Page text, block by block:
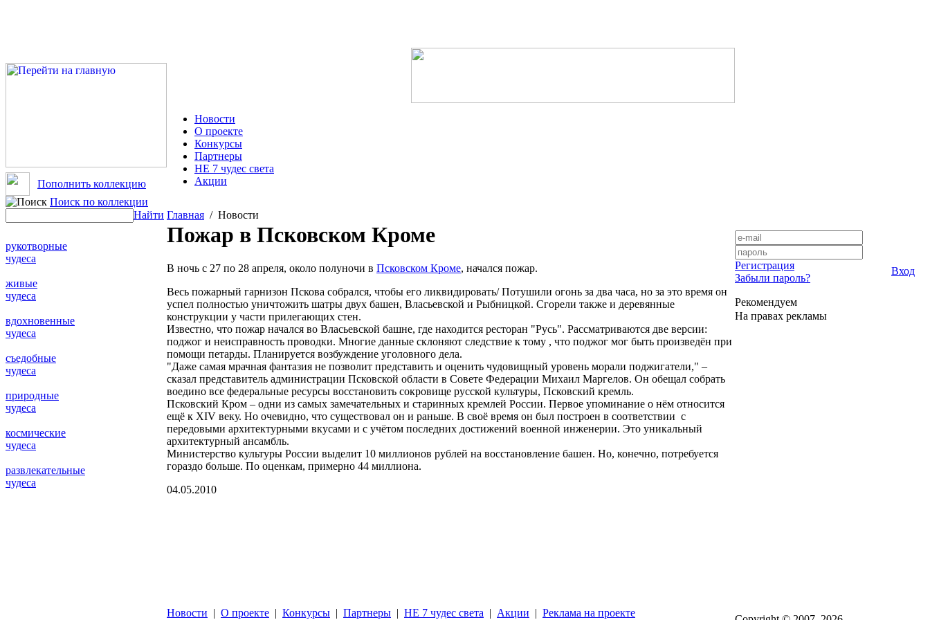
Пополнить коллекцию
Поиск по коллекции
Найти
рукотворные
чудеса
живые
чудеса
вдохновенные
чудеса
съедобные
чудеса
природные
чудеса
космические
чудеса
развлекательные
чудеса
Новости
О проекте
Конкурсы
Партнеры
НЕ 7 чудес света
Акции
Главная / Новости
Пожар в Псковском Кроме
В ночь с 27 по 28 апреля, около полуночи в Псковском Кроме, начался пожар.
Весь пожарный гарнизон Пскова собрался, чтобы его ликвидировать/ Потушили огонь за два часа, но за это время он
успел полностью уничтожить шатры двух башен, Власьевской и Рыбницкой. Сгорели также и деревянные
конструкции у части прилегающих стен.
Известно, что пожар начался во Власьевской башне, где находится ресторан "Русь". Рассматриваются две версии:
поджог и неисправность проводки. Многие данные склоняют следствие к тому , что поджог мог быть произведён при
помощи петарды. Планируется возбуждение уголовного дела.
"Даже самая мрачная фантазия не позволит представить и оценить чудовищный уровень морали поджигатели," –
сказал представитель администрации Псковской области в Совете Федерации Михаил Маргелов. Он обещал собрать
воедино все федеральные ресурсы восстановить сокровище русской культуры, Псковский кремль.
Псковский Кром – одни из самых замечательных и старинных кремлей России. Первое упоминание о нём относится
ещё к XIV веку. Но очевидно, что существовал он и раньше. В своё время он был построен в соответствии с
передовыми архитектурными вкусами и с учётом последних достижений военной инженерии. Это уникальный
архитектурный ансамбль.
Министерство культуры Pоссии выделит 10 миллионов рублей на восстановление башен. Но, конечно, потребуется
гораздо больше. По оценкам, примерно 44 миллиона.
04.05.2010
Регистрация Вход
Забыли пароль?
Рекомендуем
На правах рекламы
Новости | О проекте | Конкурсы | Партнеры | НЕ 7 чудес света | Акции | Реклама на проекте